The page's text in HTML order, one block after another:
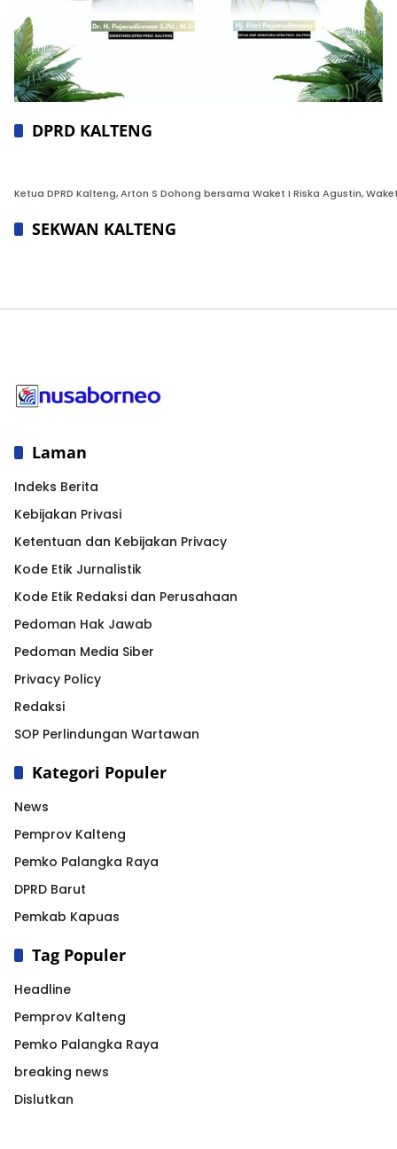
DPRD KALTENG
Ketua DPRD Kalteng, Arton S Dohong bersama Waket I Riska Agustin,
SEKWAN KALTENG
Laman
Indeks Berita
Kebijakan Privasi
Ketentuan dan Kebijakan Privacy
Kode Etik Jurnalistik
Kode Etik Redaksi dan Perusahaan
Pedoman Hak Jawab
Pedoman Media Siber
Privacy Policy
Redaksi
SOP Perlindungan Wartawan
Kategori Populer
News
Pemprov Kalteng
Pemko Palangka Raya
DPRD Barut
Pemkab Kapuas
Tag Populer
Headline
Pemprov Kalteng
Pemko Palangka Raya
breaking news
Dislutkan